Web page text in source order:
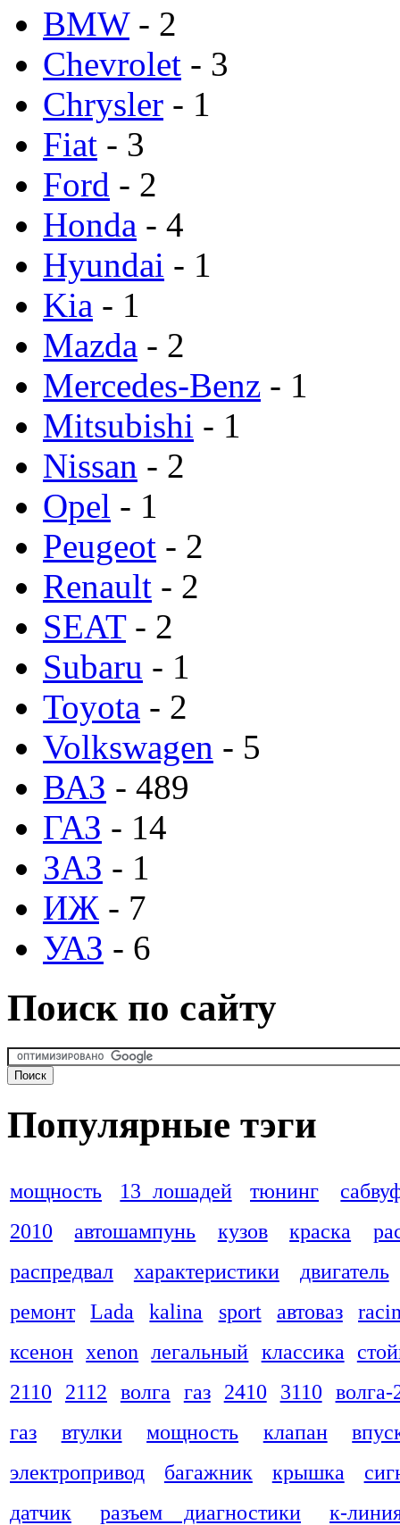
BMW- 2
Chevrolet - 3
Chrysler - 1
Fiat - 3
Ford - 2
Honda - 4
Hyundai - 1
Kia - 1
Mazda - 2
Mercedes-Benz - 1
Mitsubishi - 1
Nissan - 2
Opel - 1
Peugeot - 2
Renault - 2
SEAT- 2
Subaru - 1
Toyota - 2
Volkswagen - 5
ВАЗ - 489
ГАЗ - 14
ЗАЗ - 1
ИЖ - 7
УАЗ - 6
Поиск по сайту
Популярные тэги
мощность 13 лошадей тюнинг
2010
автошампунь кузов краска
распредвал
характеристики
двигатель
ремонт
Lada kalina sport автоваз
ксенон xenon легальный классика
2110
2112 волга газ 2410 3110 волга-
газ
втулки мощность клапан
электропривод
багажник крышка
датчик
разъем диагностики
к-